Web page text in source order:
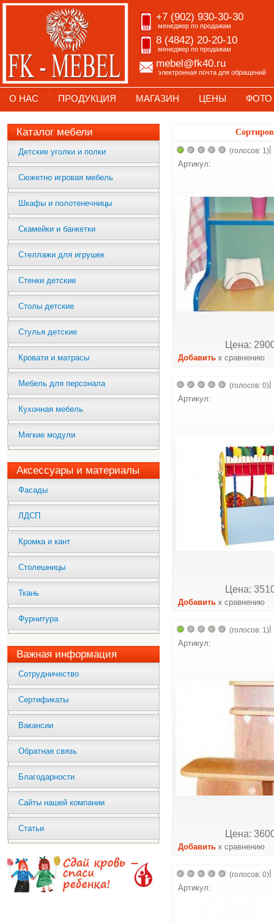
+7 (902) 930-30-30
менеджер по продажам
8 (4842) 20-20-10
менеджер по продажам
mebel@fk40.ru
электронная почта для обращений
О НАС ПРОДУКЦИЯ МАГАЗИН ЦЕНЫ ФОТО
Каталог мебели
Детские уголки и полки
Сюжетно игровая мебель
Шкафы и полотенечницы
Скамейки и банкетки
Стеллажи для игрушек
Стенки детские
Столы детские
Стулья детские
Кровати и матрасы
Мебель для персонала
Кухонная мебель
Мягкие модули
Аксессуары и материалы
Фасады
ЛДСП
Кромка и кант
Столешницы
Ткань
Фурнитура
Важная информация
Сотрудничество
Сертификаты
Вакансии
Обратная связь
Благодарности
Сайты нашей компании
Статьи
(голосов: 1)
Артикул:
Цена:
Добавить к сравнению
(голосов: 0)
Артикул:
Цена:
Добавить к сравнению
(голосов: 1)
Артикул:
Цена:
Добавить к сравнению
(голосов: 0)
Артикул: